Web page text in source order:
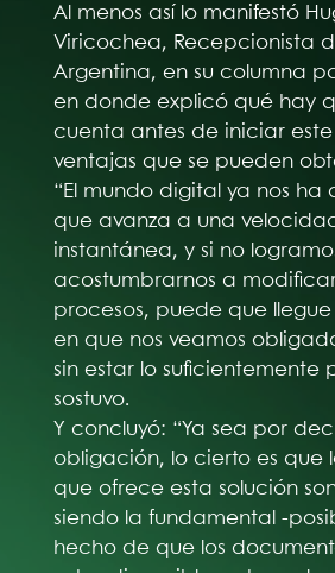
Al menos así lo manifestó
Viricochea, Recepcionista
Argentina, en su columna
en donde explicó qué hay
cuenta antes de iniciar este
ventajas que se pueden
“El mundo digital ya nos ha
que avanza a una
instantánea, y si no
acostumbrarnos a
procesos, puede que
en que nos veamos
sin estar lo suficientemente
sostuvo.
Y concluyó: “Ya sea por
obligación, lo cierto es que
que ofrece esta solución
siendo la fundamental -
hecho de que los